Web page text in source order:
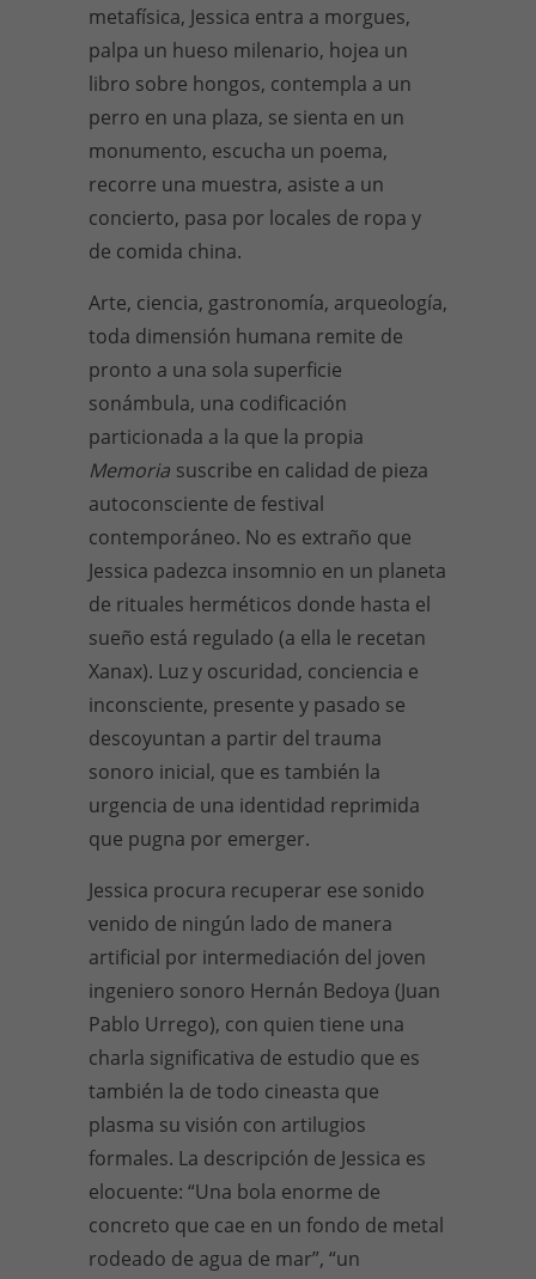
metafísica, Jessica entra a morgues,
palpa un hueso milenario, hojea un
libro sobre hongos, contempla a un
perro en una plaza, se sienta en un
monumento, escucha un poema,
recorre una muestra, asiste a un
concierto, pasa por locales de ropa y
de comida china.
Arte, ciencia, gastronomía, arqueología,
toda dimensión humana remite de
pronto a una sola superficie
sonámbula, una codificación
particionada a la que la propia
Memoria suscribe en calidad de pieza
autoconsciente de festival
contemporáneo. No es extraño que
Jessica padezca insomnio en un planeta
de rituales herméticos donde hasta el
sueño está regulado (a ella le recetan
Xanax). Luz y oscuridad, conciencia e
inconsciente, presente y pasado se
descoyuntan a partir del trauma
sonoro inicial, que es también la
urgencia de una identidad reprimida
que pugna por emerger.
Jessica procura recuperar ese sonido
venido de ningún lado de manera
artificial por intermediación del joven
ingeniero sonoro Hernán Bedoya (Juan
Pablo Urrego), con quien tiene una
charla significativa de estudio que es
también la de todo cineasta que
plasma su visión con artilugios
formales. La descripción de Jessica es
elocuente: “Una bola enorme de
concreto que cae en un fondo de metal
rodeado de agua de mar”, “un